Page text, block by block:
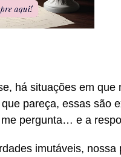
há situações em
pareça, essas são
pergunta… e a
imutáveis,